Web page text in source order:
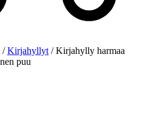
/Kirjahyllyt / Kirjahylly harmaa
puu